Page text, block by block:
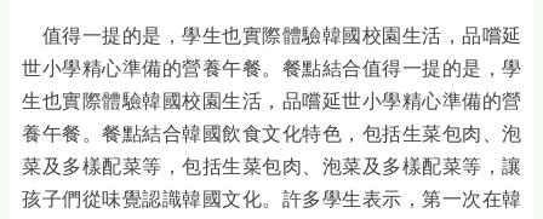
值得一提的是，學生也實際體驗韓國校園生活，品嚐延
世小學精心準備的營養午餐。餐點結合值得一提的是，學
生也實際體驗韓國校園生活，品嚐延世小學精心準備的營
養午餐。餐點結合韓國飲食文化特色，包括生菜包肉、泡
菜及多樣配菜等，包括生菜包肉、泡菜及多樣配菜等，讓
孩子們從味覺認識韓國文化。許多學生表示，第一次在韓